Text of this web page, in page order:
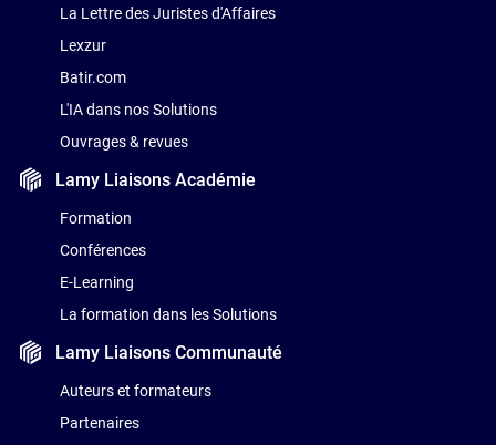
La Lettre des Juristes d'Affaires
Lexzur
Batir.com
L'IA dans nos Solutions
Ouvrages & revues
Lamy LiaisonsAcadémie
Formation
Conférences
E-Learning
La formation dans les Solutions
Lamy LiaisonsCommunauté
Auteurs et formateurs
Partenaires